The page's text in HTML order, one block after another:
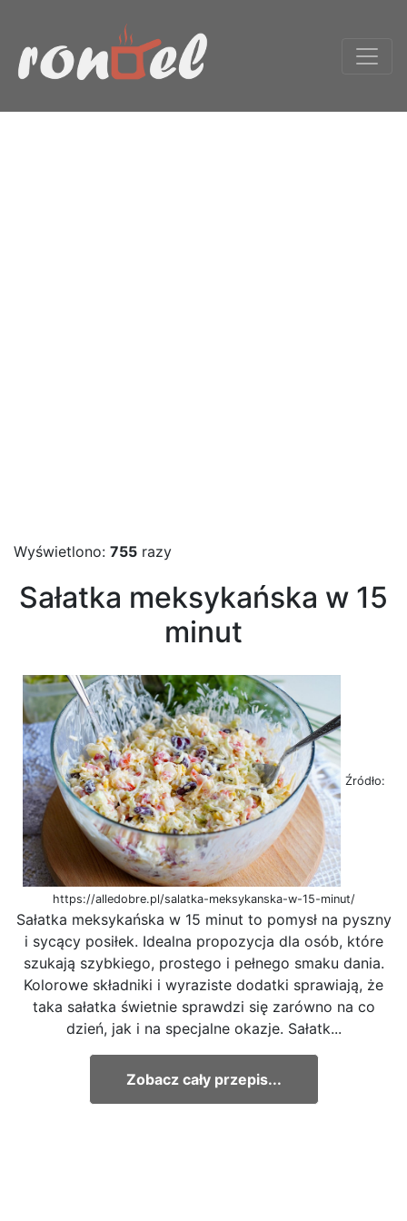
Wyświetlono: 755 razy
Sałatka meksykańska w 15
minut
Źródło:
https://alledobre.pl/salatka-meksykanska-w-15-minut/
Sałatka meksykańska w 15 minut to pomysł na pyszny
i sycący posiłek. Idealna propozycja dla osób, które
szukają szybkiego, prostego i pełnego smaku dania.
Kolorowe składniki i wyraziste dodatki sprawiają, że
taka sałatka świetnie sprawdzi się zarówno na co
dzień, jak i na specjalne okazje. Sałatk...
Zobacz cały przepis...